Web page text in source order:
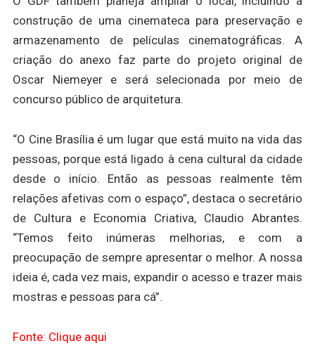
construção de uma cinemateca para preservação e
armazenamento de películas cinematográficas. A
criação do anexo faz parte do projeto original de
Oscar Niemeyer e será selecionada por meio de
concurso público de arquitetura.
“O Cine Brasília é um lugar que está muito na vida das
pessoas, porque está ligado à cena cultural da cidade
desde o início. Então as pessoas realmente têm
relações afetivas com o espaço”, destaca o secretário
de Cultura e Economia Criativa, Claudio Abrantes.
“Temos feito inúmeras melhorias, e com a
preocupação de sempre apresentar o melhor. A nossa
ideia é, cada vez mais, expandir o acesso e trazer mais
mostras e pessoas para cá”.
Fonte: Clique aqui